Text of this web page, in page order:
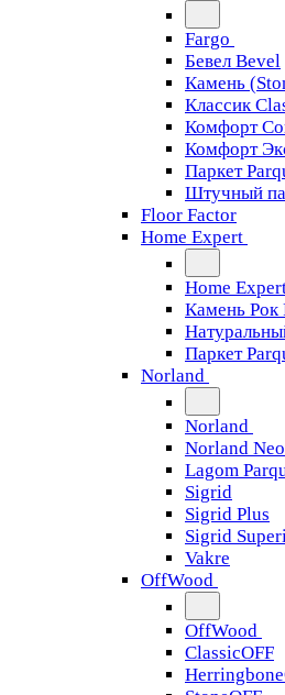
Fargo
Бевел Bevel
Камень
Классик
Комфорт
Комфорт
Паркет
Штучный
Floor Factor
Home Expert
Home
Камень Рок
Паркет
Norland
Norland
Norland
Lagom
Sigrid
Sigrid Plus
Sigrid
Vakre
OffWood
OffWood
ClassicOFF